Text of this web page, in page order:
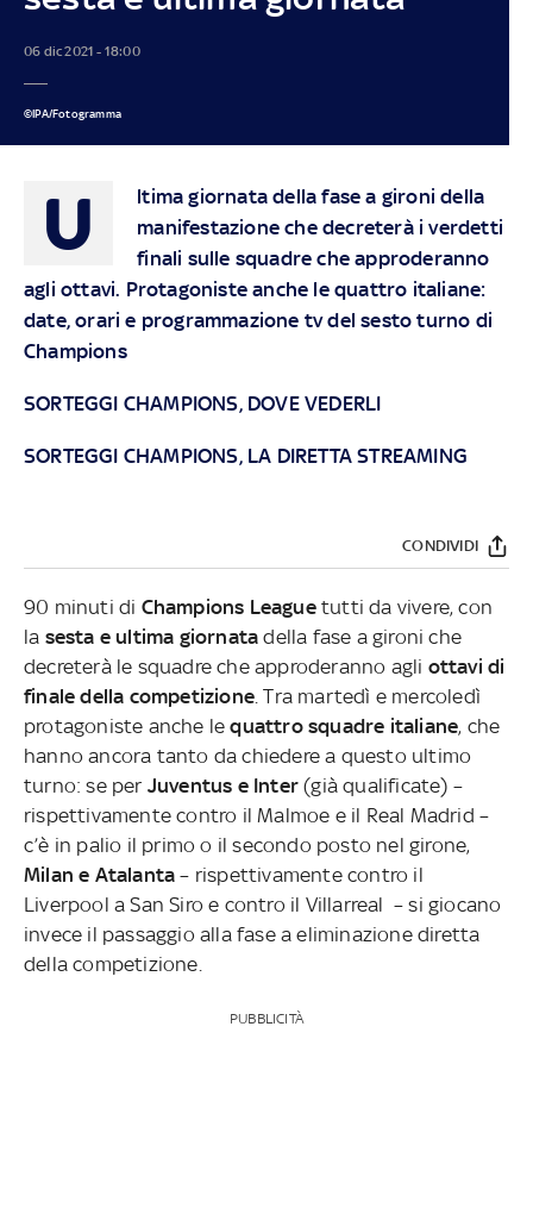
06 dic 2021 - 18:00
©IPA/Fotogramma
U
ltima giornata della fase a gironi della
manifestazione che decreterà i verdetti
finali sulle squadre che approderanno
agli ottavi. Protagoniste anche le quattro italiane:
date, orari e programmazione tv del sesto turno di
Champions
SORTEGGI CHAMPIONS, DOVE VEDERLI
SORTEGGI CHAMPIONS, LA DIRETTA STREAMING
CONDIVIDI
90 minuti di Champions Leaguetutti da vivere, con
la sesta e ultima giornata della fase a gironi che
decreterà le squadre che approderanno agli ottavi di
finale della competizione . Tra martedì e mercoledì
protagoniste anche lequattro squadre italiane, che
hanno ancora tanto da chiedere a questo ultimo
turno: se per Juventus e Inter (già qualificate) –
rispettivamente contro il Malmoe e il Real Madrid –
c’è in palio il primo o il secondo posto nel girone,
Milan e Atalanta – rispettivamente contro il
Liverpool a San Siro e contro il Villarreal – si giocano
invece il passaggio alla fase a eliminazione diretta
della competizione.
PUBBLICITÀ